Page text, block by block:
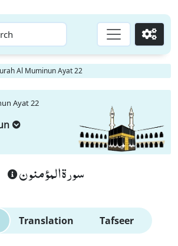
Go
Al Muminun Ayat 22
Ayat 22
سورة المؤمنون
Translation Tafseer